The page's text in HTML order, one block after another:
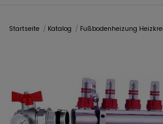
Startseite Katalog Fußbodenheizung